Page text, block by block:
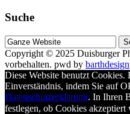
Suche
Suche
nach
Copyright © 2025 Duisburger
vorbehalten. pwd by barthdesign
Diese Website benutzt Cookies.
Einverständnis, indem Sie auf
Datenschutzerklärung. In Ihren
festlegen, ob Cookies